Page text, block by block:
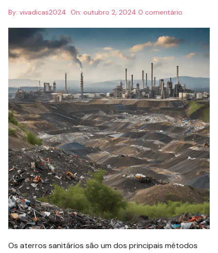
By: vivadicas2024 On:outubro 2, 2024 0 comentário
Os aterros sanitários são um dos principais métodos